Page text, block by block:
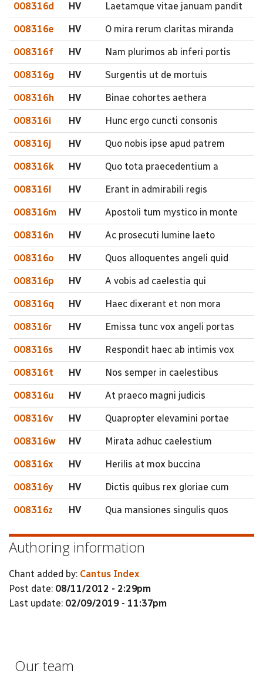
008316d HV Laetamque vitae januam pandit
008316e HV O mira rerum claritas miranda
008316f HV Nam plurimos ab inferi portis
008316g HV Surgentis ut de mortuis
008316h HV Binae cohortes aethera
008316i HV Hunc ergo cuncti consonis
008316j HV Quo nobis ipse apud patrem
008316k HV Quo tota praecedentium a
008316l HV Erant in admirabili regis
008316m HV Apostoli tum mystico in monte
008316n HV Ac prosecuti lumine laeto
008316o HV Quos alloquentes angeli quid
008316p HV A vobis ad caelestia qui
008316q HV Haec dixerant et non mora
008316r HV Emissa tunc vox angeli portas
008316s HV Respondit haec ab intimis vox
008316t HV Nos semper in caelestibus
008316u HV At praeco magni judicis
008316v HV Quapropter elevamini portae
008316w HV Mirata adhuc caelestium
008316x HV Herilis at mox buccina
008316y HV Dictis quibus rex gloriae cum
008316z HV Qua mansiones singulis quos
Authoring information
Chant added by: Cantus Index
Post date: 08/11/2012 - 2:29pm
Last update: 02/09/2019 - 11:37pm
Our team